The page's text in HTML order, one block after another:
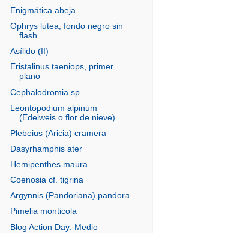
Enigmática abeja
Ophrys lutea, fondo negro sin
flash
Asílido (II)
Eristalinus taeniops, primer
plano
Cephalodromia sp.
Leontopodium alpinum
(Edelweis o flor de nieve)
Plebeius (Aricia) cramera
Dasyrhamphis ater
Hemipenthes maura
Coenosia cf. tigrina
Argynnis (Pandoriana) pandora
Pimelia monticola
Blog Action Day: Medio